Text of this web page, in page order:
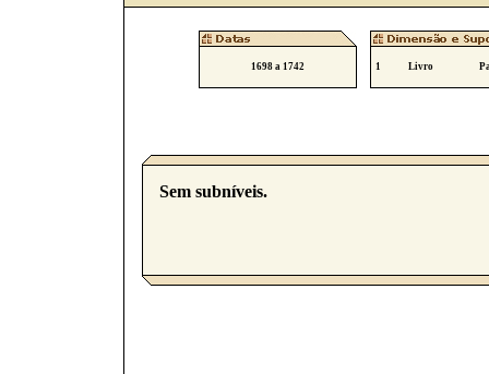
1698 a 1742 1 Livro
Sem subníveis.